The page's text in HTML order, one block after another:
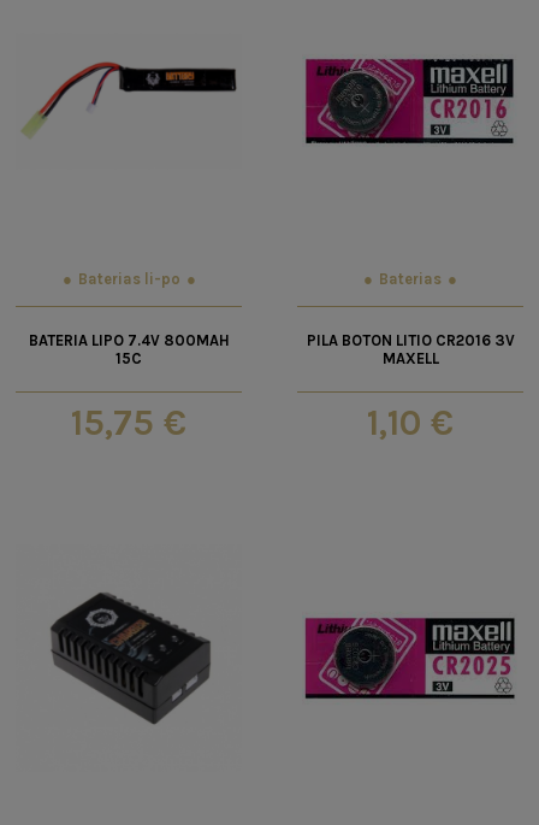
Baterias li-po
BATERIA LIPO 7.4V 800MAH
15C
15,75 €
Baterias
PILA BOTON LITIO CR2016 3V
MAXELL
1,10 €